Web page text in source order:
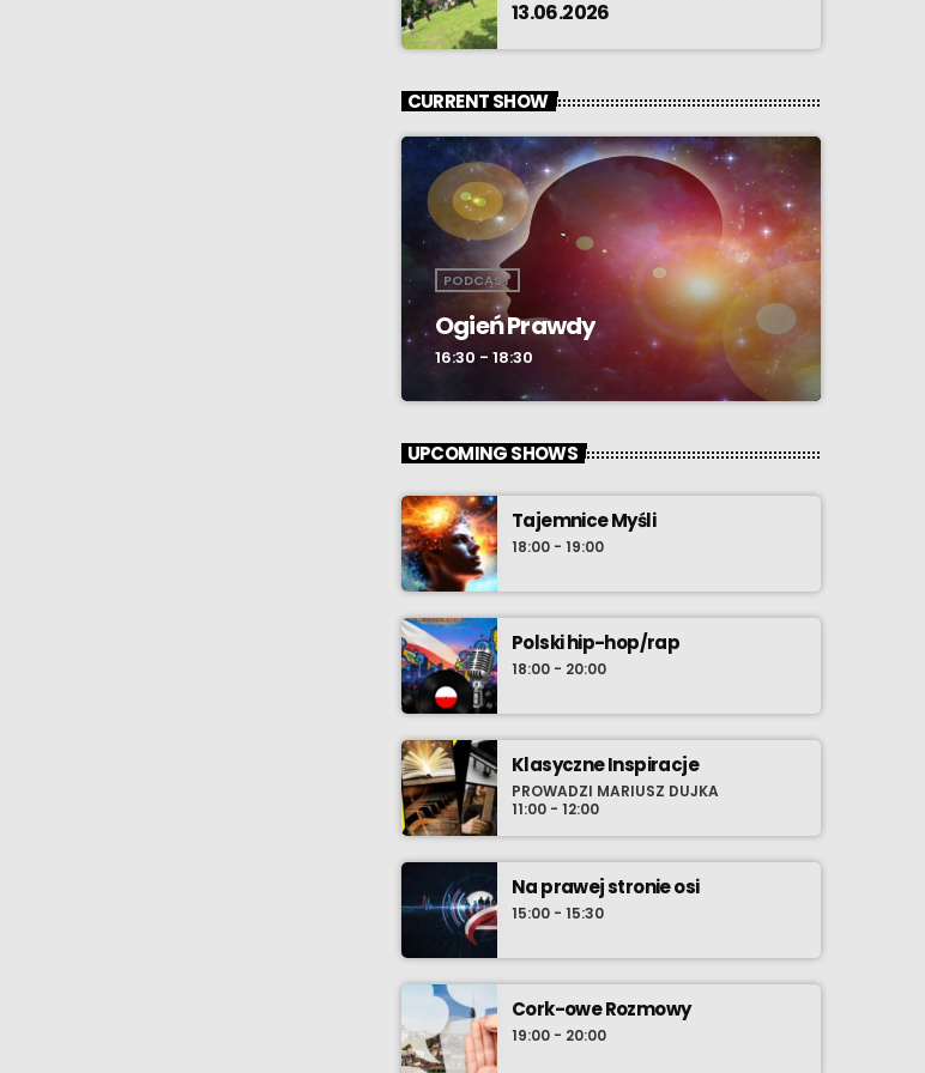
13.06.2026
CURRENT SHOW
PODCAST
Ogień Prawdy
16:30 - 18:30
UPCOMING SHOWS
Tajemnice Myśli
18:00 - 19:00
Polski hip-hop/rap
18:00 - 20:00
Klasyczne Inspiracje
PROWADZI MARIUSZ DUJKA
11:00 - 12:00
Na prawej stronie osi
15:00 - 15:30
Cork-owe Rozmowy
19:00 - 20:00